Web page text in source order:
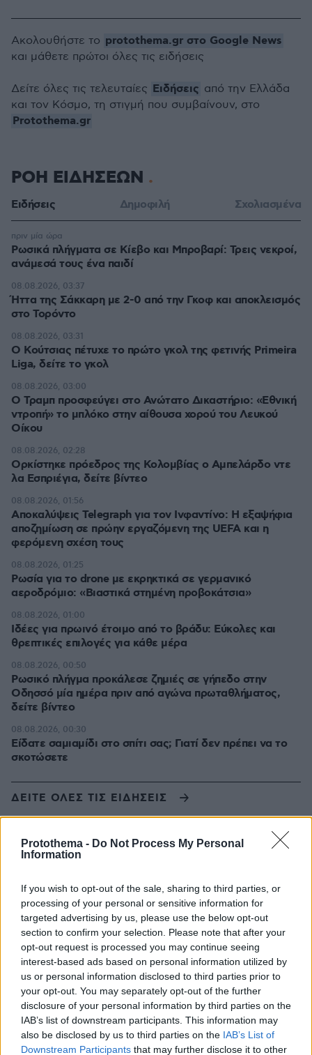
Protothema - Do Not Process My Personal
Information
If you wish to opt-out of the sale, sharing to third parties, or
processing of your personal or sensitive information for
targeted advertising by us, please use the below opt-out
section to confirm your selection. Please note that after your
opt-out request is processed you may continue seeing
interest-based ads based on personal information utilized by
us or personal information disclosed to third parties prior to
your opt-out. You may separately opt-out of the further
disclosure of your personal information by third parties on the
IAB’s list of downstream participants. This information may
also be disclosed by us to third parties on the IAB’s List of
Downstream Participants that may further disclose it to other
Ακολουθήστε το protothema.gr στο Google News
και μάθετε πρώτοι όλες τις ειδήσεις
Δείτε όλες τις τελευταίες Ειδήσεις από την Ελλάδα
και τον Κόσμο, τη στιγμή που συμβαίνουν, στο
Protothema.gr
ΡΟΗ ΕΙΔΗΣΕΩΝ
Ειδήσεις Δημοφιλή Σχολιασμένα
Ρωσικά πλήγματα σε Κίεβο και Μπροβαρί: Τρεις νεκροί,
ανάμεσά τους ένα παιδί
πριν μία ώρα
Ήττα της Σάκκαρη με 2-0 από την Γκοφ και αποκλεισμός
στο Τορόντο
08.08.2026, 03:37
Ο Κούτσιας πέτυχε το πρώτο γκολ της φετινής Primeira
Liga, δείτε το γκολ
08.08.2026, 03:31
Ο Τραμπ προσφεύγει στο Ανώτατο Δικαστήριο: «Εθνική
ντροπή» το μπλόκο στην αίθουσα χορού του Λευκού
Οίκου
08.08.2026, 03:00
Ορκίστηκε πρόεδρος της Κολομβίας ο Αμπελάρδο ντε
λα Εσπριέγια, δείτε βίντεο
08.08.2026, 02:28
Αποκαλύψεις Telegraph για τον Ινφαντίνο: Η εξαψήφια
αποζημίωση σε πρώην εργαζόμενη της UEFA και η
φερόμενη σχέση τους
08.08.2026, 01:56
Ρωσία για το drone με εκρηκτικά σε γερμανικό
αεροδρόμιο: «Βιαστικά στημένη προβοκάτσια»
08.08.2026, 01:25
Ιδέες για πρωινό έτοιμο από το βράδυ: Εύκολες και
θρεπτικές επιλογές για κάθε μέρα
08.08.2026, 01:00
Ρωσικό πλήγμα προκάλεσε ζημιές σε γήπεδο στην
Οδησσό μία ημέρα πριν από αγώνα πρωταθλήματος,
δείτε βίντεο
08.08.2026, 00:50
Είδατε σαμιαμίδι στο σπίτι σας; Γιατί δεν πρέπει να το
σκοτώσετε
08.08.2026, 00:30
ΔΕΙΤΕ ΟΛΕΣ ΤΙΣ ΕΙΔΗΣΕΙΣ
ΤΑ ΠΙΟ ΔΗΜΟΦΙΛΗ